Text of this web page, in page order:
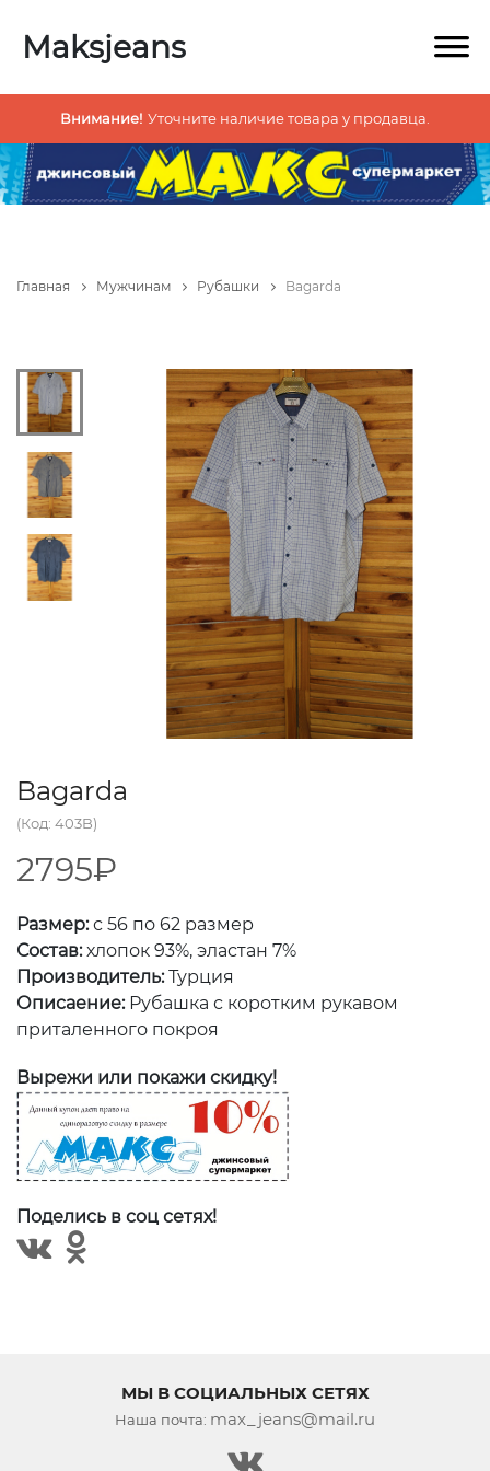
Maksjeans
Внимание! Уточните наличие товара у продавца.
Главная Мужчинам Рубашки Bagarda
Bagarda
(Код: 403B)
2795₽
Размер:с 56 по 62 размер
Состав:хлопок 93%, эластан 7%
Производитель:Турция
Описаение:Рубашка с коротким рукавом
приталенного покроя
Вырежи или покажи скидку!
Поделись в соц сетях!
МЫ В СОЦИАЛЬНЫХ СЕТЯХ
Наша почта: max_jeans@mail.ru